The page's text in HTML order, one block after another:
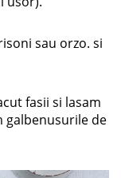
sau orzo. si
fasii si lasam
galbenusurile de